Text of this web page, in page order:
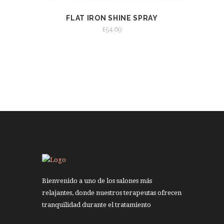
VIEW ADD TO CART
FLAT IRON SHINE SPRAY
£54.69
Bienvenido a uno de los salones más
relajantes, donde nuestros terapeutas ofrecen
tranquilidad durante el tratamiento